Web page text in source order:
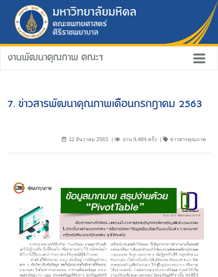
งานพัฒนาคุณภาพ คณะฯ
7. ข่าวสารพัฒนาคุณภาพเดือนกรกฎาคม 2563
12 ธันวาคม 2563 อ่าน 9,484 ครั้ง ข่าวสารคุณภาพ